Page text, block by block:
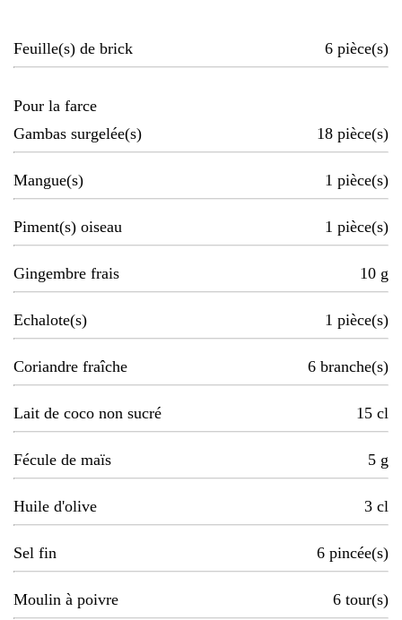
Feuille(s) de brick 6 pièce(s)
Pour la farce
Gambas surgelée(s)
18 pièce(s)
Mangue(s) 1 pièce(s)
Piment(s) oiseau 1 pièce(s)
Gingembre frais 10 g
Echalote(s) 1 pièce(s)
Coriandre fraîche 6 branche(s)
Lait de coco non sucré 15 cl
Fécule de maïs 5 g
Huile d'olive 3 cl
Sel fin 6 pincée(s)
Moulin à poivre 6 tour(s)